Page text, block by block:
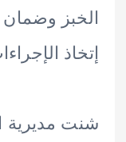
وضمان وصول
الإجراءات
التموين